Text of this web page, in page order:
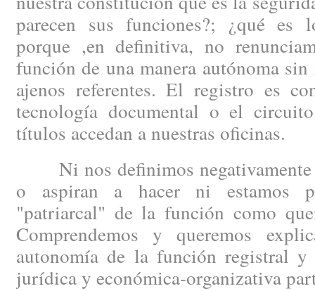
parecen sus funciones?; ¿qué
porque ,en definitiva, no
función de una manera autónoma
ajenos referentes. El registro es
tecnología documental o el
títulos accedan a nuestras oficinas.
Ni nos definimos negativamente
o aspiran a hacer ni estamos
"patriarcal" de la función como
Comprendemos y queremos
autonomía de la función registral y
jurídica y económica-organizativa